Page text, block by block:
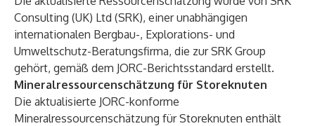
Consulting (UK) Ltd (SRK), einer unabhängigen
internationalen Bergbau-, Explorations- und
Umweltschutz-Beratungsfirma, die zur SRK Group
gehört, gemäß dem JORC-Berichtsstandard erstellt.
Mineralressourcenschätzung für Storeknuten
Die aktualisierte JORC-konforme
Mineralressourcenschätzung für Storeknuten enthält